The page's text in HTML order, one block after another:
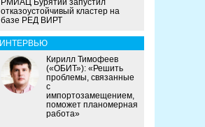
РМИАЦ Бурятии запустил
отказоустойчивый кластер на
базе РЕД ВИРТ
ИНТЕРВЬЮ
Кирилл Тимофеев
(«ОБИТ»): «Решить
проблемы, связанные
с
импортозамещением,
поможет планомерная
работа»